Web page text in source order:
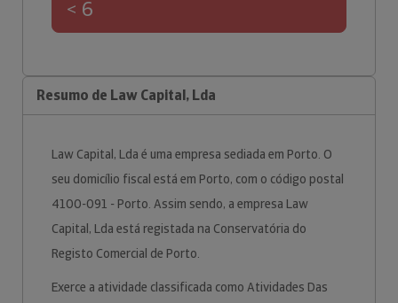
< 6
Resumo de Law Capital, Lda
Law Capital, Lda é uma empresa sediada em Porto. O
seu domicílio fiscal está em Porto, com o código postal
4100-091 - Porto. Assim sendo, a empresa Law
Capital, Lda está registada na Conservatória do
Registo Comercial de Porto.
Exerce a atividade classificada como Atividades Das